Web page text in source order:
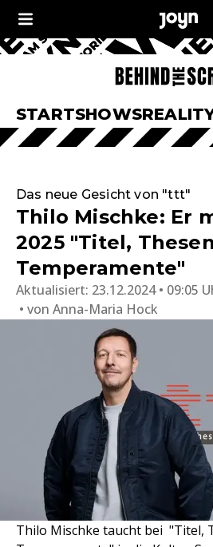
STARTSHOWS
Das neue Gesicht von "ttt"
Thilo Mischke: Er
2025 "Titel,
Temperamente"
Aktualisiert: 23.12.2024 • 09:05
von Anna-Maria Hock
Thilo Mischke taucht bei "Titel,